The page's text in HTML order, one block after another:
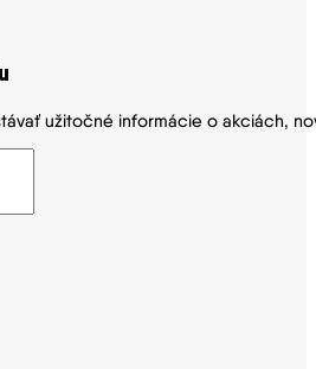
užitočné informácie o akciách,